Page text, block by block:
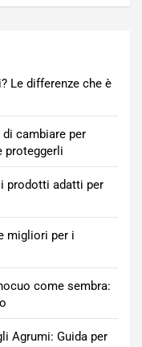
Le differenze che è
cambiare per
proteggerli
prodotti adatti per
migliori per i
come sembra:
Agrumi: Guida per